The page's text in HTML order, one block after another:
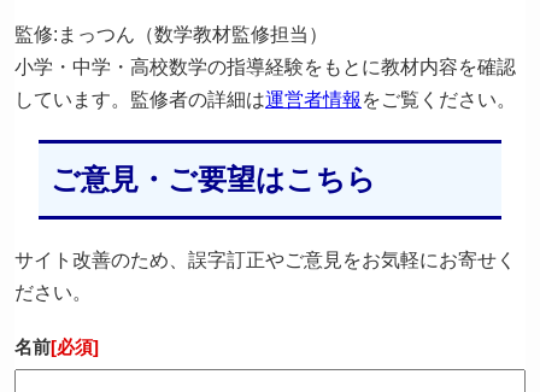
監修:まっつん（数学教材監修担当）
小学・中学・高校数学の指導経験をもとに教材内容を確認
しています。監修者の詳細は運営者情報 をご覧ください。
ご意見・ご要望はこちら
サイト改善のため、誤字訂正やご意見をお気軽にお寄せく
ださい。
名前[必須]